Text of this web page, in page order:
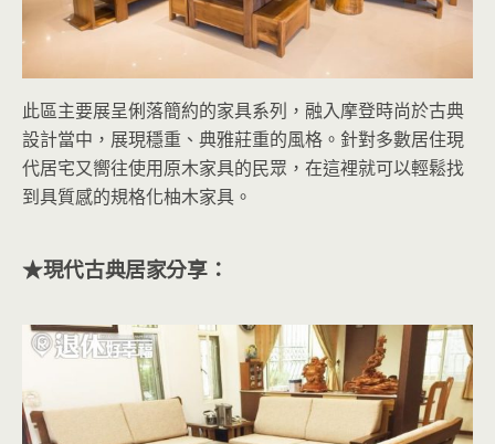
此區主要展呈俐落簡約的家具系列，融入摩登時尚於古典
設計當中，展現穩重、典雅莊重的風格。針對多數居住現
代居宅又嚮往使用原木家具的民眾，在這裡就可以輕鬆找
到具質感的規格化柚木家具。
★現代古典居家分享：